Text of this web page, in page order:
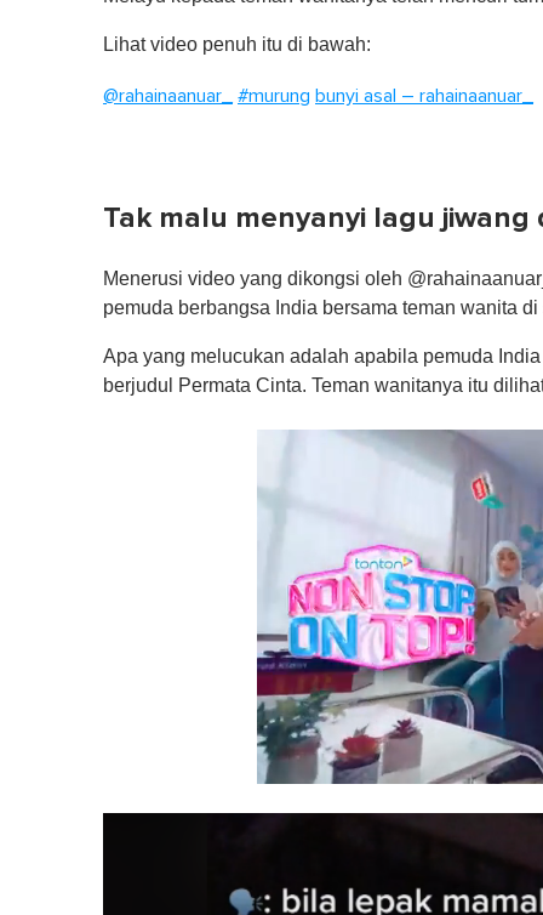
Lihat video penuh itu di bawah:
@rahainaanuar_ #murung bunyi asal – rahainaanuar_
Tak malu menyanyi lagu
Menerusi video yang dikongsi oleh
pemuda berbangsa India bersama teman wanita
Apa yang melucukan adalah apabila pemuda
berjudul Permata Cinta. Teman wanitanya itu
o
n